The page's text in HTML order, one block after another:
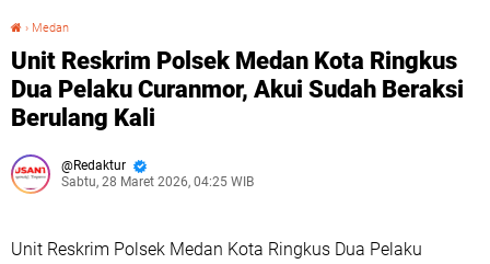
› Medan
Unit Reskrim Polsek Medan Kota Ringkus
Dua Pelaku Curanmor, Akui Sudah Beraksi
Berulang Kali
Redaktur
Sabtu, 28 Maret 2026, 04:25 WIB
Unit Reskrim Polsek Medan Kota Ringkus Dua Pelaku